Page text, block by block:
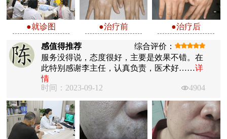
●就诊图 ●治疗前 ●治疗后
感值得推荐
综合评价：
服务没得说，态度很好，主要是效果不错。在
此特别感谢李主任，认真负责，医术好……详
情
时间：2023-09-12
4904